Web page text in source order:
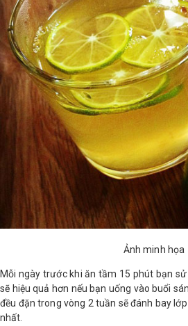
Ảnh minh họa
Mỗi ngày trước khi ăn tầm 15 phút bạn
sẽ hiệu quả hơn nếu bạn uống vào buổi
đều đặn trong vòng 2 tuần sẽ đánh bay
nhất.